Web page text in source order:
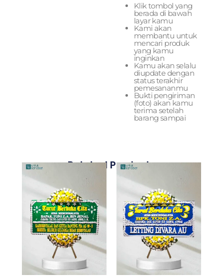
Klik tombol yang
berada di bawah
layar kamu
Kami akan
membantu untuk
mencari produk
yang kamu
inginkan
Kamu akan selalu
diupdate dengan
status terakhir
pemesananmu
Bukti pengiriman
(foto) akan kamu
terima setelah
barang sampai
Related Products